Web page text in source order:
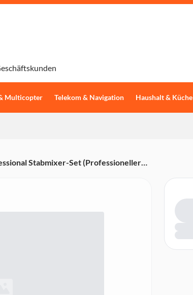
Multicopter Telekom & Navigation Haushalt & Küche
Stabmixer-Set (Professioneller